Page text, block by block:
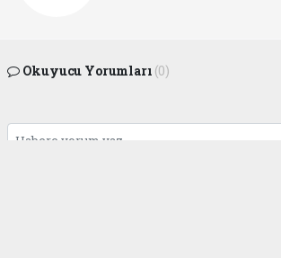
Okuyucu Yorumları (0)